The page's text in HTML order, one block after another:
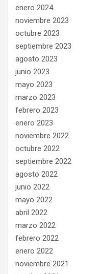
enero 2024
noviembre 2023
octubre 2023
septiembre 2023
agosto 2023
junio 2023
mayo 2023
marzo 2023
febrero 2023
enero 2023
noviembre 2022
octubre 2022
septiembre 2022
agosto 2022
junio 2022
mayo 2022
abril 2022
marzo 2022
febrero 2022
enero 2022
noviembre 2021